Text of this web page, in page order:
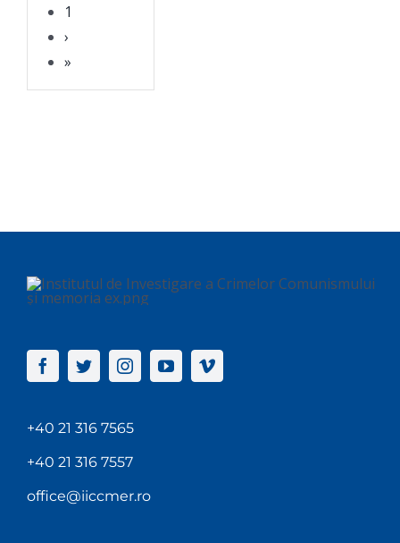
1
›
»
+40 21 316 7565
+40 21 316 7557
office@iiccmer.ro